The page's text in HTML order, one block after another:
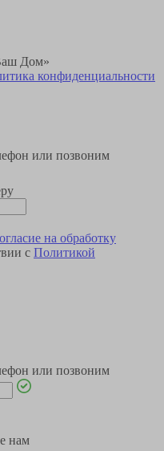
Дом»
конфиденциальности
или позвоним
на обработку
с Политикой
или позвоним
нам